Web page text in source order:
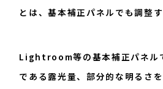
とは、基本補正パネルでも調整
Lightroom等の基本補正パネル
である露光量、部分的な明るさ